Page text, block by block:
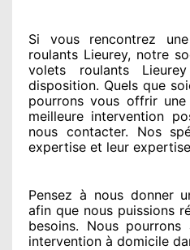
Si vous rencontrez
roulants Lieurey, notre
volets roulants Lieurey
disposition. Quels que
pourrons vous offrirune
meilleure intervention
nous contacter. Nos
expertise et leur
Pensez à nous donner
afin que nous puissions
besoins. Nous pourrons
intervention à domicile